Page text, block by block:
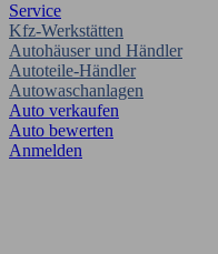
Service
Kfz-Werkstätten
Autohäuser und Händler
Autoteile-Händler
Autowaschanlagen
Auto verkaufen
Auto bewerten
Anmelden